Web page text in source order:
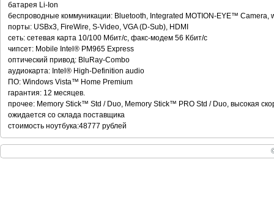
батарея Li-Ion
беспроводные коммуникации: Bluetooth, Integrated MOTION-EYE™ Camera,
порты: USBx3, FireWire, S-Video, VGA (D-Sub), HDMI
сеть: сетевая карта 10/100 Мбит/c, факс-модем 56 Кбит/c
чипсет: Mobile Intel® PM965 Express
оптический привод: BluRay-Combo
аудиокарта: Intel® High-Definition audio
ПО: Windows Vista™ Home Premium
гарантия: 12 месяцев.
прочее: Memory Stick™ Std / Duo, Memory Stick™ PRO Std / Duo, высокая
ожидается со склада поставщика
стоимость ноутбука:48777 рублей